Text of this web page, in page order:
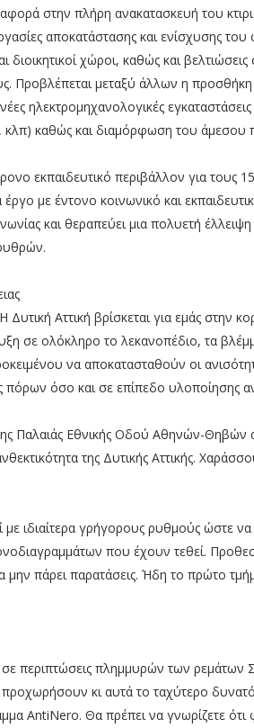
στην πλήρη ανακατασκευή του
αποκατάστασης και ενίσχυσης
χώροι, καθώς και
Προβλέπεται μεταξύ άλλων η προσθήκη
ηλεκτρομηχανολογικές εγκαταστάσεις
κλπ) καθώς και διαμόρφωση του άμεσου
εκπαιδευτικό περιβάλλον για τους
με έντονο κοινωνικό και
και θεραπεύει μια πολυετή
Αττική βρίσκεται για εμάς στην
σε ολόκληρο το λεκανοπέδιο, τα
να αποκατασταθούν οι
πόρων όσο και σε επίπεδο υλοποίησης
Παλαιάς Εθνικής Οδού Αθηνών-Θηβών
της Δυτικής Αττικής.
με ιδιαίτερα γρήγορους ρυθμούς ώστε
που έχουν τεθεί.
μην πάρει παρατάσεις. Ήδη το πρώτο
περιπτώσεις πλημμυρών των ρεμάτων
κι αυτά το ταχύτερο
AntiNero. Θα πρέπει να γνωρίζετε ότι